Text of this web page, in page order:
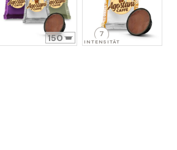
150 7
INTENSITÄT